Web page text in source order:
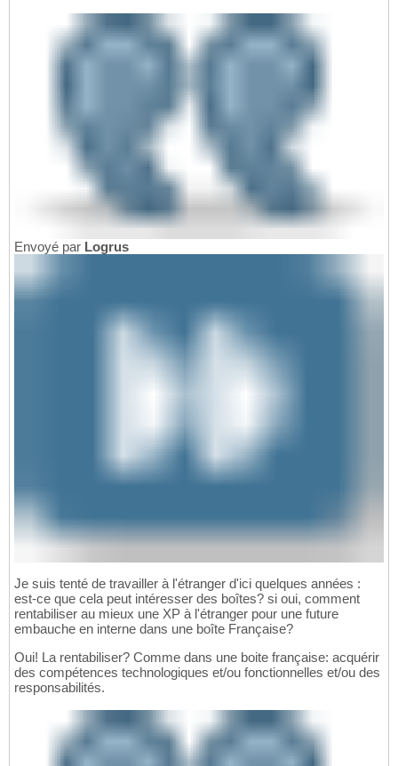
Envoyé par Logrus
Je suis tenté de travailler à l'étranger d'ici quelques années :
est-ce que cela peut intéresser des boîtes? si oui, comment
rentabiliser au mieux une XP à l'étranger pour une future
embauche en interne dans une boîte Française?
Oui! La rentabiliser? Comme dans une boite française: acquérir
des compétences technologiques et/ou fonctionnelles et/ou des
responsabilités.